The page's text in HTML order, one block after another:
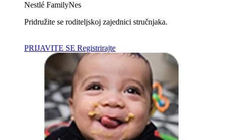
Nestlé FamilyNes
Pridružite se roditeljskoj zajednici stručnjaka.
PRIJAVITE SE Registrirajte